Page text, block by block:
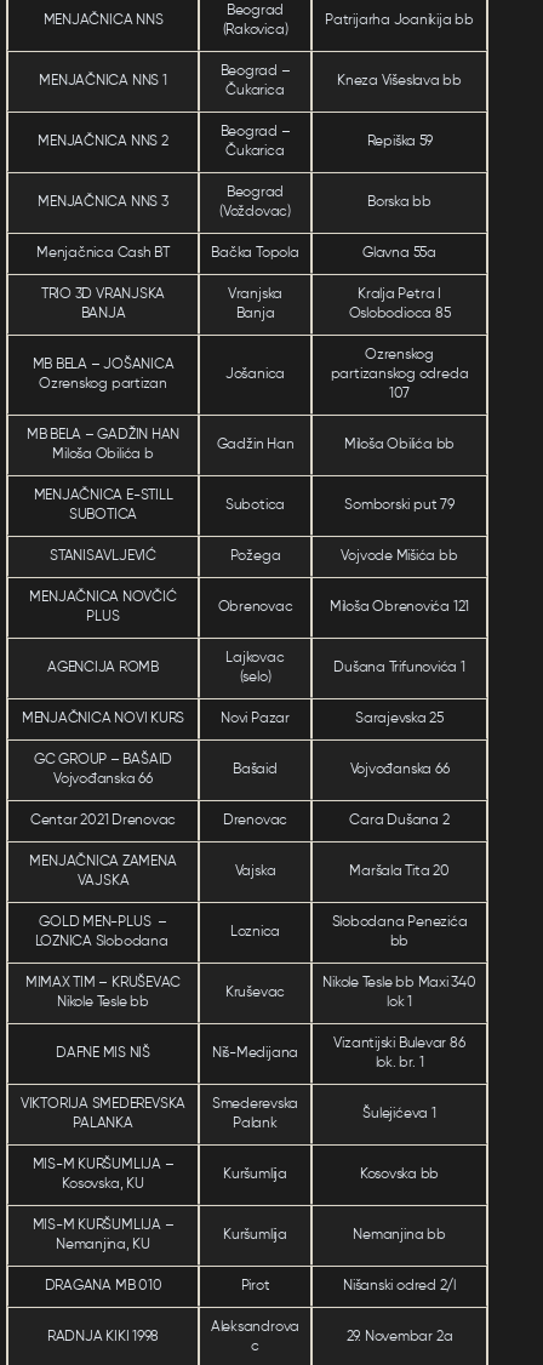
MENJAČNICA NNS
Beograd
(Rakovica)
Patrijarha Joanikija bb
MENJAČNICA NNS 1
Beograd –
Čukarica
Kneza Višeslava bb
MENJAČNICA NNS 2
Beograd –
Čukarica
Repiška 59
MENJAČNICA NNS 3
Beograd
(Voždovac)
Borska bb
Menjačnica Cash BT Bačka Topola Glavna 55a
TRIO 3D VRANJSKA
BANJA
Vranjska
Banja
Kralja Petra I
Oslobodioca 85
MB BELA – JOŠANICA
Ozrenskog partizan
Jošanica
Ozrenskog
partizanskog odreda
107
MB BELA – GADŽIN HAN
Miloša Obilića b
Gadžin Han Miloša Obilića bb
MENJAČNICA E-STILL
SUBOTICA
Subotica Somborski put 79
STANISAVLJEVIĆ Požega Vojvode Mišića bb
MENJAČNICA NOVČIĆ
PLUS
Obrenovac Miloša Obrenovića 121
AGENCIJA ROMB
Lajkovac
(selo)
Dušana Trifunovića 1
MENJAČNICA NOVI KURS Novi Pazar Sarajevska 25
GC GROUP – BAŠAID
Vojvođanska 66
Bašaid Vojvođanska 66
Centar 2021 Drenovac Drenovac Cara Dušana 2
MENJAČNICA ZAMENA
VAJSKA
Vajska Maršala Tita 20
GOLD MEN-PLUS –
LOZNICA Slobodana
Loznica
Slobodana Penezića
bb
MIMAX TIM – KRUŠEVAC
Nikole Tesle bb
Kruševac
Nikole Tesle bb Maxi 340
lok 1
DAFNE MIS NIŠ Niš-Medijana
Vizantijski Bulevar 86
lok. br. 1
VIKTORIJA SMEDEREVSKA
PALANKA
Smederevska
Palank
Šulejićeva 1
MIS-M KURŠUMLIJA –
Kosovska, KU
Kuršumlija Kosovska bb
MIS-M KURŠUMLIJA –
Nemanjina, KU
Kuršumlija Nemanjina bb
DRAGANA MB 010 Pirot Nišanski odred 2/l
RADNJA KIKI 1998
Aleksandrova
c
29. Novembar 2a